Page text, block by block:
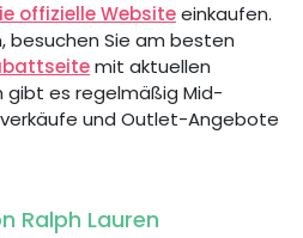
offizielle Websiteeinkaufen.
besuchen Sie am besten
mit aktuellen
gibt es regelmäßig Mid-
und Outlet-Angebote
Ralph Lauren